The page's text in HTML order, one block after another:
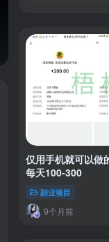
仅用手机就可以做
每天100-300
副业项目
9个月前